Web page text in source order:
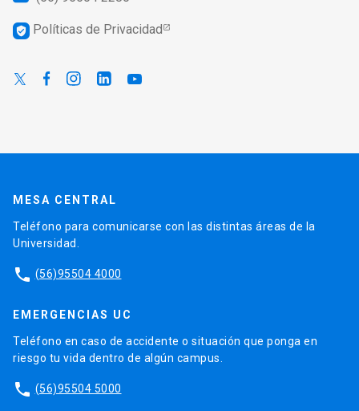
verified_user Políticas de Privacidad
MESA CENTRAL
Teléfono para comunicarse con las distintas áreas de la
Universidad.
phone (56)95504 4000
EMERGENCIAS UC
Teléfono en caso de accidente o situación que ponga en
riesgo tu vida dentro de algún campus.
phone (56)95504 5000